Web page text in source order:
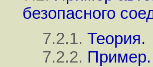
безопасного
7.2.1. Теория.
7.2.2. Пример.